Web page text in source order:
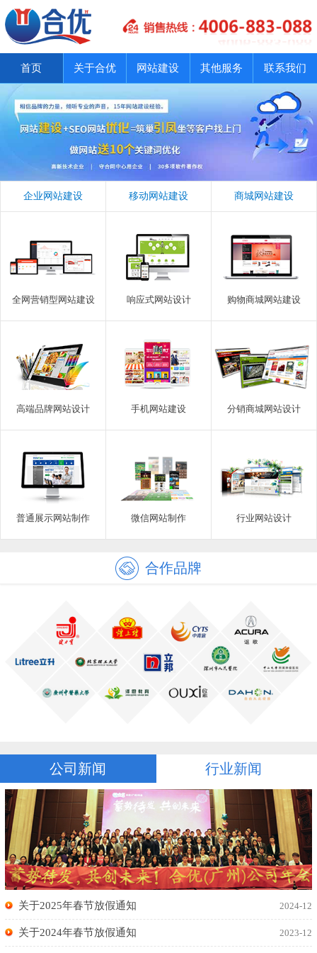
首页 关于合优 网站建设 其他服务 联系我们
企业网站建设 移动网站建设 商城网站建设
全网营销型网站建设 响应式网站设计 购物商城网站建设
高端品牌网站设计 手机网站建设 分销商城网站设计
普通展示网站制作 微信网站制作 行业网站设计
合作品牌
公司新闻 行业新闻
关于2025年春节放假通知 2024-12
关于2024年春节放假通知 2023-12